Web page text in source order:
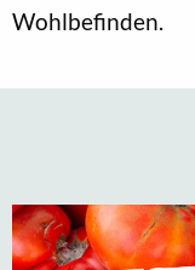
Wohlbefinden.